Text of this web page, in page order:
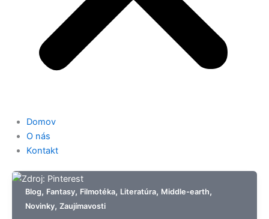
Domov
O nás
Kontakt
Blog, Fantasy, Filmotéka, Literatúra, Middle-earth,
Novinky, Zaujímavosti